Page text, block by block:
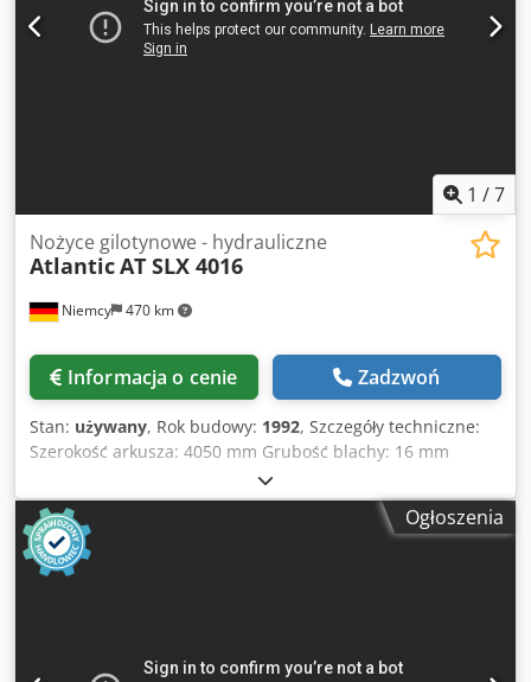
wiążące - Dane techniczne, akcesoria i opis maszyny nie są
wiążące.
1 /7
Niemcy 470 km
Nożyce gilotynowe - hydrauliczne
AtlanticAT SLX 4016
Informacja o cenie Zadzwoń
Stan: używany, Rok budowy: 1992, Szczegóły techniczne:
Szerokość arkusza: 4050 mm Grubość blachy: 16 mm
Szerokość stojaka: 4900 mm Sterowanie programem:
Sterownik Robosoft SC5 Zderzak tylny: 1000
zmotoryzowany Kąt cięcia: 0,5° - 3° ° Regulacja szczeliny
cięcia: tak / jes mm Urządzenie przytrzymujące: 23 sztuki
Wysokość nad podłogą: 1030 mm Rozmiar stołu: dł. x szer.
krotnego toczenia - Liczba skoków: 5 - 11 skoków/min. -
Ogłoszenia